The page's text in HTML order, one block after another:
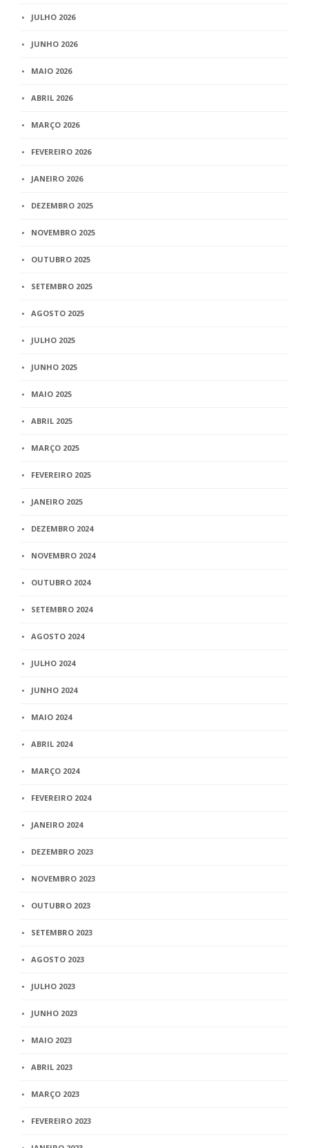
JULHO 2026
JUNHO 2026
MAIO 2026
ABRIL 2026
MARÇO 2026
FEVEREIRO 2026
JANEIRO 2026
DEZEMBRO 2025
NOVEMBRO 2025
OUTUBRO 2025
SETEMBRO 2025
AGOSTO 2025
JULHO 2025
JUNHO 2025
MAIO 2025
ABRIL 2025
MARÇO 2025
FEVEREIRO 2025
JANEIRO 2025
DEZEMBRO 2024
NOVEMBRO 2024
OUTUBRO 2024
SETEMBRO 2024
AGOSTO 2024
JULHO 2024
JUNHO 2024
MAIO 2024
ABRIL 2024
MARÇO 2024
FEVEREIRO 2024
JANEIRO 2024
DEZEMBRO 2023
NOVEMBRO 2023
OUTUBRO 2023
SETEMBRO 2023
AGOSTO 2023
JULHO 2023
JUNHO 2023
MAIO 2023
ABRIL 2023
MARÇO 2023
FEVEREIRO 2023